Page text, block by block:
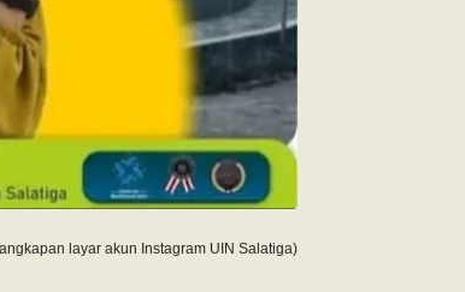
layar akun Instagram UIN Salatiga)